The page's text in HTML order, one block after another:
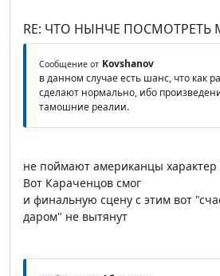
RE: ЧТО НЫНЧЕ
Сообщение от Kovshanov
в данном случае есть шанс, что как
сделают нормально, ибо
тамошние реалии.
не поймают американцы характер
Вот Караченцов смог
и финальную сцену с этим вот
даром" не вытянут